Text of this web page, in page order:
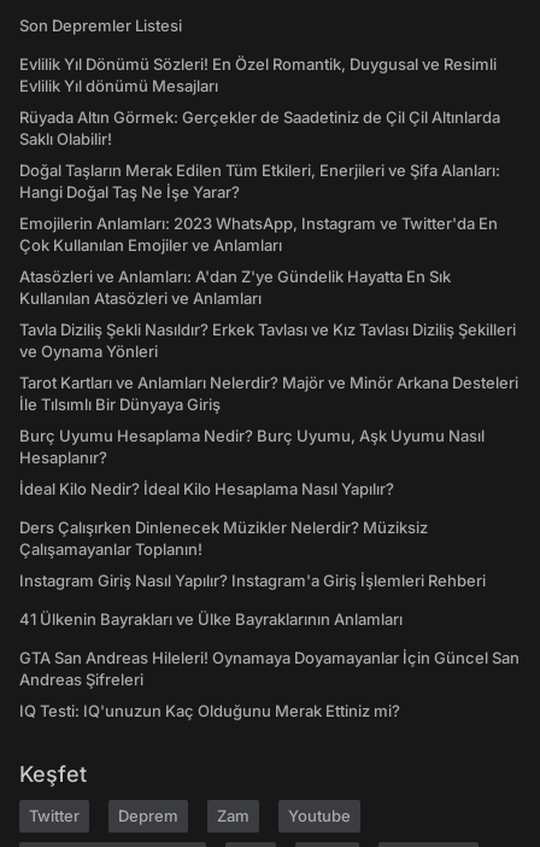
Son Depremler Listesi
Evlilik Yıl Dönümü Sözleri! En Özel Romantik, Duygusal ve Resimli
Evlilik Yıl dönümü Mesajları
Rüyada Altın Görmek: Gerçekler de Saadetiniz de Çil Çil Altınlarda
Saklı Olabilir!
Doğal Taşların Merak Edilen Tüm Etkileri, Enerjileri ve Şifa Alanları:
Hangi Doğal Taş Ne İşe Yarar?
Emojilerin Anlamları: 2023 WhatsApp, Instagram ve Twitter'da En
Çok Kullanılan Emojiler ve Anlamları
Atasözleri ve Anlamları: A'dan Z'ye Gündelik Hayatta En Sık
Kullanılan Atasözleri ve Anlamları
Tavla Diziliş Şekli Nasıldır? Erkek Tavlası ve Kız Tavlası Diziliş Şekilleri
ve Oynama Yönleri
Tarot Kartları ve Anlamları Nelerdir? Majör ve Minör Arkana Desteleri
İle Tılsımlı Bir Dünyaya Giriş
Burç Uyumu Hesaplama Nedir? Burç Uyumu, Aşk Uyumu Nasıl
Hesaplanır?
İdeal Kilo Nedir? İdeal Kilo Hesaplama Nasıl Yapılır?
Ders Çalışırken Dinlenecek Müzikler Nelerdir? Müziksiz
Çalışamayanlar Toplanın!
Instagram Giriş Nasıl Yapılır? Instagram'a Giriş İşlemleri Rehberi
41 Ülkenin Bayrakları ve Ülke Bayraklarının Anlamları
GTA San Andreas Hileleri! Oynamaya Doyamayanlar İçin Güncel San
Andreas Şifreleri
IQ Testi: IQ'unuzun Kaç Olduğunu Merak Ettiniz mi?
Keşfet
Twitter Deprem Zam Youtube